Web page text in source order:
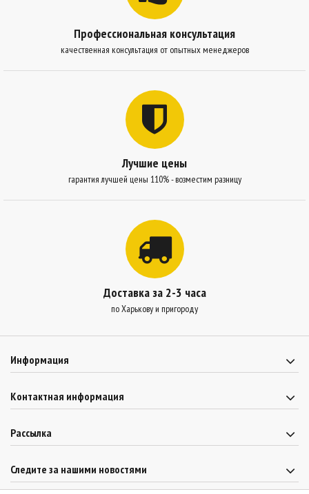
Профессиональная консультация
качественная консультация от опытных менеджеров
Лучшие цены
гарантия лучшей цены 110% - возместим разницу
Доставка за 2-3 часа
по Харькову и пригороду
Информация
Контактная информация
Рассылка
Следите за нашими новостями